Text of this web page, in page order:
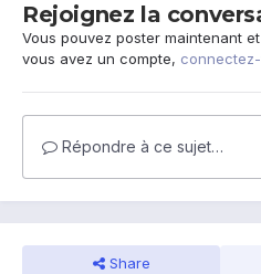
Rejoignez la
Vous pouvez poster maintenant
vous avez un compte,
Répondre à ce sujet…
Share